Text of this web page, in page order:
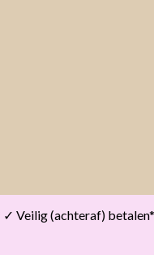
Veilig (achteraf)